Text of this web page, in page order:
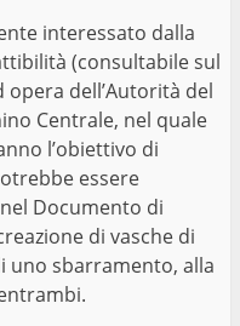
interessato dalla
(consultabile sul
opera dell’Autorità del
Centrale, nel quale
l’obiettivo di
essere
Documento di
di vasche di
uno sbarramento, alla